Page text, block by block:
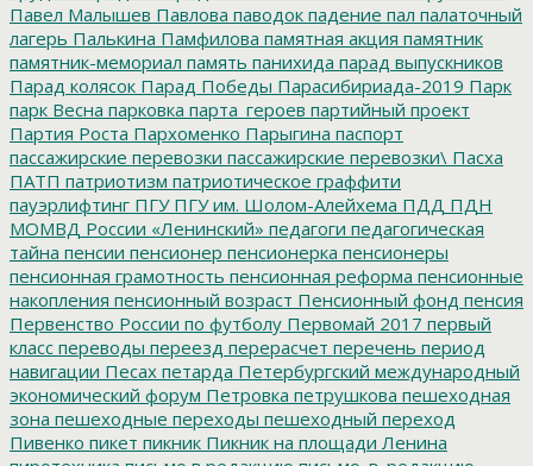
Павел Малышев Павлова паводок падение пал палаточный
лагерь Палькина Памфилова памятная акция памятник
памятник-мемориал память панихида парад выпускников
Парад колясок Парад Победы Парасибириада-2019 Парк
парк Весна парковка парта_героев партийный проект
Партия Роста Пархоменко Парыгина паспорт
пассажирские перевозки пассажирские перевозки\ Пасха
ПАТП патриотизм патриотическое граффити
пауэрлифтинг ПГУПГУ им. Шолом-Алейхема ПДД ПДН
МОМВД России «Ленинский» педагоги педагогическая
тайна пенсии пенсионер пенсионерка пенсионеры
пенсионная грамотность пенсионная реформа пенсионные
накопления пенсионный возраст Пенсионный фонд пенсия
Первенство России по футболу Первомай 2017 первый
класс переводы переезд перерасчет перечень период
навигации Песах петарда Петербургский международный
экономический форум Петровка петрушкова пешеходная
зона пешеходные переходы пешеходный переход
Пивенко пикет пикник Пикник на площади Ленина